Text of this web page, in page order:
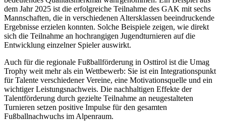
dem Jahr 2025 ist die erfolgreiche Teilnahme des GAK mit sechs
Mannschaften, die in verschiedenen Altersklassen beeindruckende
Ergebnisse erzielen konnten. Solche Beispiele zeigen, wie direkt
sich die Teilnahme an hochrangigen Jugendturnieren auf die
Entwicklung einzelner Spieler auswirkt.
Auch für die regionale Fußballförderung in Osttirol ist die Umag
Trophy weit mehr als ein Wettbewerb: Sie ist ein Integrationspunkt
für Talente verschiedener Vereine, eine Motivationsquelle und ein
wichtiger Leistungsnachweis. Die nachhaltigen Effekte der
Talentförderung durch gezielte Teilnahme an neugestalteten
Turnieren setzen positive Impulse für den gesamten
Fußballnachwuchs im Alpenraum.